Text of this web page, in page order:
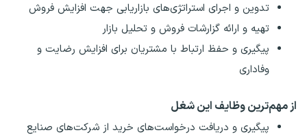
تدوین و اجرای استراتژی‌های بازاریابی جهت افزایش فروش
تهیه و ارائه گزارشات فروش و تحلیل بازار
پیگیری و حفظ ارتباط با مشتریان برای افزایش رضایت و
وفاداری
از مهم‌ترین وظایف این شغل
پیگیری و دریافت درخواست‌های خرید از شرکت‌های صنایع